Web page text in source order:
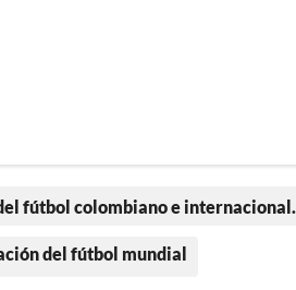
fútbol colombiano e internacional.
del fútbol mundial